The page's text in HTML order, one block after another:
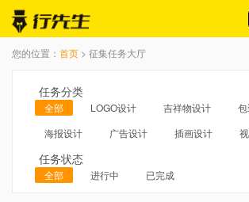
您的位置： 首页 > 征集任务大厅
任务分类
全部 LOGO设计 吉祥物设计
海报设计
广告设计 插画设计
任务状态
全部 进行中 已完成